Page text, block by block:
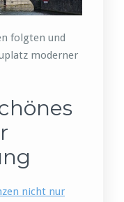
folgten und
moderner
nicht nur